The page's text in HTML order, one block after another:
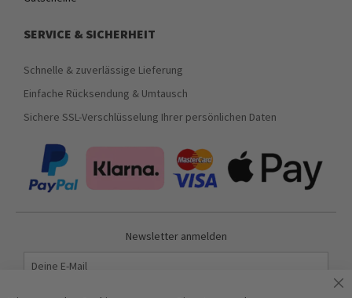
SERVICE & SICHERHEIT
Schnelle & zuverlässige Lieferung
Einfache Rücksendung & Umtausch
Sichere SSL-Verschlüsselung Ihrer persönlichen Daten
Newsletter anmelden